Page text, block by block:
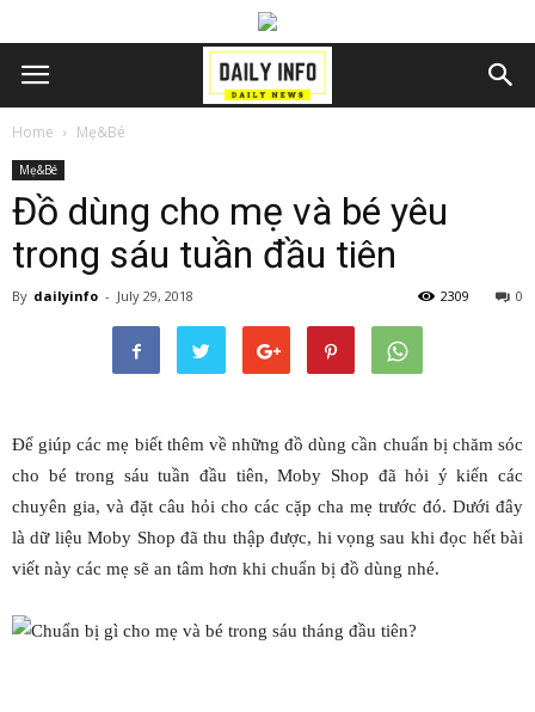
Home Mẹ&Bé
Mẹ&Bé
Đồ dùng cho mẹ và bé yêu
trong sáu tuần đầu tiên
By dailyinfo - July 29, 2018 0
2309
Để giúp các mẹ biết thêm về những đồ dùng cần chuẩn bị chăm sóc
cho bé trong sáu tuần đầu tiên, Moby Shop đã hỏi ý kiến các
chuyên gia, và đặt câu hỏi cho các cặp cha mẹ trước đó. Dưới đây
là dữ liệu Moby Shop đã thu thập được, hi vọng sau khi đọc hết bài
viết này các mẹ sẽ an tâm hơn khi chuẩn bị đồ dùng nhé.